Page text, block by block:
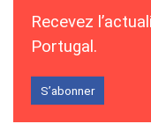
Recevez
Portugal.
S’abonner